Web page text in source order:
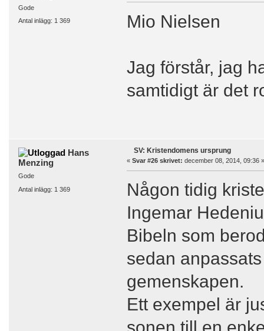
Gode
Antal inlägg: 1 369
Mio Nielsen
Jag förstår, jag
samtidigt är det
Hans
Menzing
Gode
Antal inlägg: 1 369
SV: Kristendomens ursprung
« Svar #26 skrivet: december 08, 2014, 09:36 »
Någon tidig
Ingemar
Bibeln som
sedan
gemenskapen.
Ett exempel är